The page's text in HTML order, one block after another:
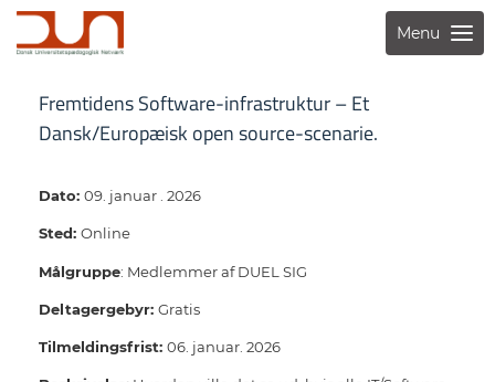
Menu
Fremtidens Software-infrastruktur – Et
Dansk/Europæisk open source-scenarie.
Dato: 09. januar . 2026
Sted: Online
Målgruppe: Medlemmer af DUEL SIG
Deltagergebyr: Gratis
Tilmeldingsfrist: 06. januar. 2026